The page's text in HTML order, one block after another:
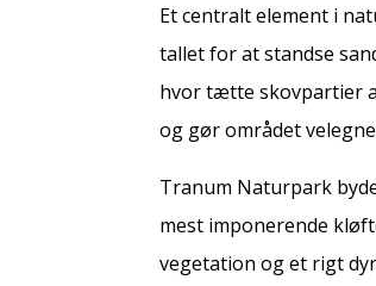
Et centralt element i
tallet for at standse
hvor tætte skovpartier
og gør området
Tranum Naturpark
mest imponerende
vegetation og et rigt